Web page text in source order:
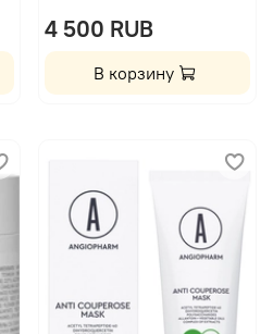
4 500 RUB
В корзину